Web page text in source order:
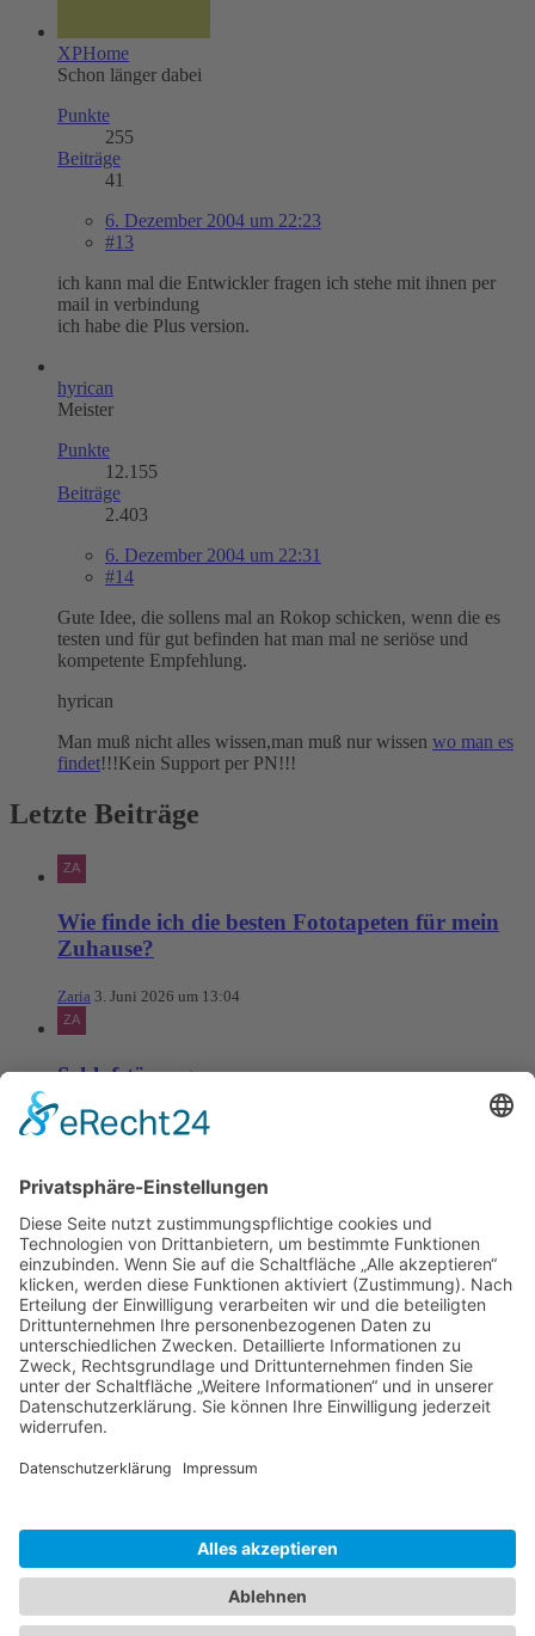
XPHome
Schon länger dabei
Punkte
255
Beiträge
41
6. Dezember 2004 um 22:23
#13
ich kann mal die Entwickler fragen ich stehe mit ihnen per
mail in verbindung
ich habe die Plus version.
hyrican
Meister
Punkte
12.155
Beiträge
2.403
6. Dezember 2004 um 22:31
#14
Gute Idee, die sollens mal an Rokop schicken, wenn die es
testen und für gut befinden hat man mal ne seriöse und
kompetente Empfehlung.
hyrican
Man muß nicht alles wissen,man muß nur wissen wo man es
findet!!!Kein Support per PN!!!
Letzte Beiträge
Wie finde ich die besten Fototapeten für mein
Zuhause?
Zaria 3. Juni 2026 um 13:04
Schlafstörungen
Zaria 3. Juni 2026 um 13:03
Ms word to PDF
Manuellsen 28. Mai 2026 um 10:31
Künstliche Intelligenz in der
Plattformentwicklung
MasonOgden 24. August 2025 um 10:58
Was habt ihr euch zuletzt gekauft?
LarsKlars 3. März 2025 um 10:08
Kontakt
Datenschutzerklärung